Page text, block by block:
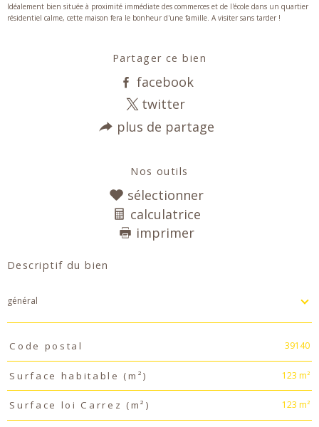
Idéalement bien située à proximité immédiate des commerces et de l'école dans un quartier
résidentiel calme, cette maison fera le bonheur d'une famille. A visiter sans tarder !
Partager ce bien
facebook
twitter
plus de partage
Nos outils
sélectionner
calculatrice
imprimer
Descriptif du bien
général
TRAD_PAMPERO_Caracteristique
Code postal 39140
Surface habitable (m²) 123 m²
Surface loi Carrez (m²) 123 m²